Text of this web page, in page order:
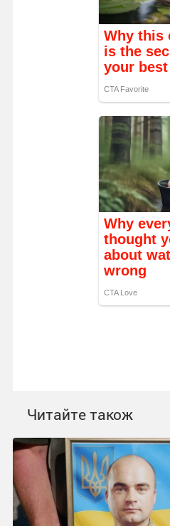
Читайте також